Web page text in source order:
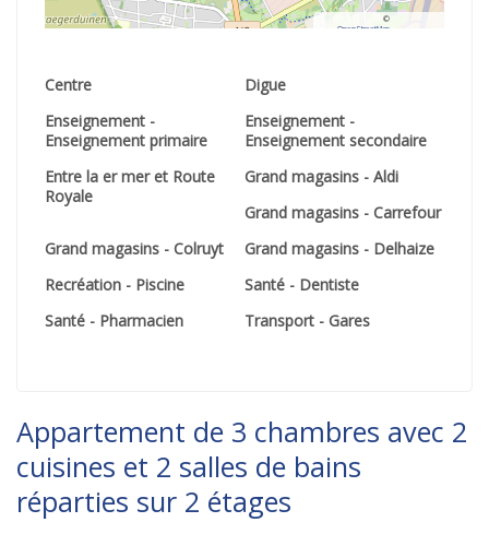
©
OpenStreetMap
Centre
Digue
Enseignement -
Enseignement primaire
Enseignement -
Enseignement secondaire
Entre la er mer et Route
Royale
Grand magasins - Aldi
Grand magasins - Carrefour
Grand magasins - Colruyt
Grand magasins - Delhaize
Recréation - Piscine
Santé - Dentiste
Santé - Pharmacien
Transport - Gares
Appartement de 3 chambres avec 2
cuisines et 2 salles de bains
réparties sur 2 étages